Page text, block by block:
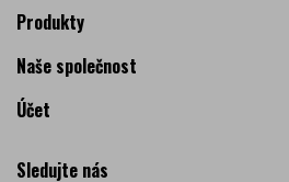
Produkty
Naše společnost
Účet
Sledujte nás